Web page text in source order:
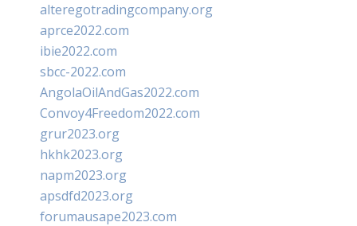
alteregotradingcompany.org
aprce2022.com
ibie2022.com
sbcc-2022.com
AngolaOilAndGas2022.com
Convoy4Freedom2022.com
grur2023.org
hkhk2023.org
napm2023.org
apsdfd2023.org
forumausape2023.com